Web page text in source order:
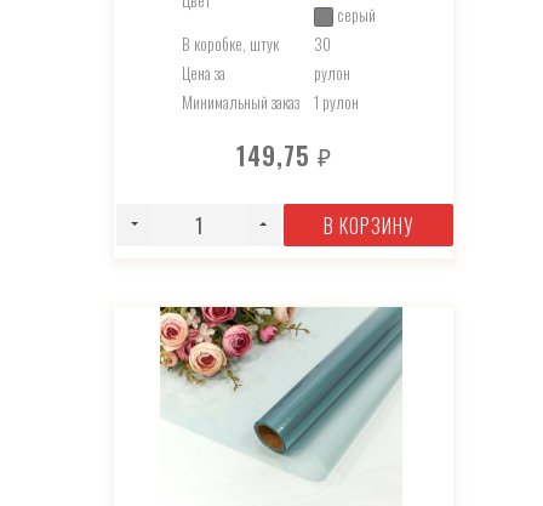
серый
В коробке, штук
30
Цена за
рулон
Минимальный заказ
1 рулон
149,75 ₽
В КОРЗИНУ